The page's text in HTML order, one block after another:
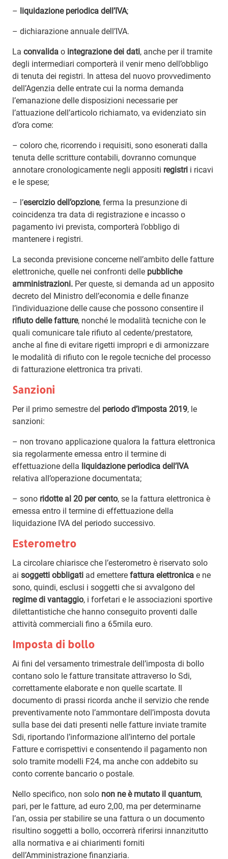
– liquidazione periodica dell’IVA;
– dichiarazione annuale dell’IVA.
La convalida o integrazione dei dati, anche per il tramite
degli intermediari comporterà il venir meno dell’obbligo
di tenuta dei registri. In attesa del nuovo provvedimento
dell’Agenzia delle entrate cui la norma demanda
l’emanazione delle disposizioni necessarie per
l’attuazione dell’articolo richiamato, va evidenziato sin
d’ora come:
– coloro che, ricorrendo i requisiti, sono esonerati dalla
tenuta delle scritture contabili, dovranno comunque
annotare cronologicamente negli appositi registri i ricavi
e le spese;
– l’esercizio dell’opzione, ferma la presunzione di
coincidenza tra data di registrazione e incasso o
pagamento ivi prevista, comporterà l’obbligo di
mantenere i registri.
La seconda previsione concerne nell’ambito delle fatture
elettroniche, quelle nei confronti delle pubbliche
amministrazioni. Per queste, si demanda ad un apposito
decreto del Ministro dell’economia e delle finanze
l’individuazione delle cause che possono consentire il
rifiuto delle fatture, nonché le modalità tecniche con le
quali comunicare tale rifiuto al cedente/prestatore,
anche al fine di evitare rigetti impropri e di armonizzare
le modalità di rifiuto con le regole tecniche del processo
di fatturazione elettronica tra privati.
Sanzioni
Per il primo semestre del periodo d’imposta 2019, le
sanzioni:
– non trovano applicazione qualora la fattura elettronica
sia regolarmente emessa entro il termine di
effettuazione della liquidazione periodica dell’IVA
relativa all’operazione documentata;
– sono ridotte al 20 per cento, se la fattura elettronica è
emessa entro il termine di effettuazione della
liquidazione IVA del periodo successivo.
Esterometro
La circolare chiarisce che l’esterometro è riservato solo
ai soggetti obbligati ad emettere fattura elettronica e ne
sono, quindi, esclusi i soggetti che si avvalgono del
regime di vantaggio, i forfetari e le associazioni sportive
dilettantistiche che hanno conseguito proventi dalle
attività commerciali fino a 65mila euro.
Imposta di bollo
Ai fini del versamento trimestrale dell’imposta di bollo
contano solo le fatture transitate attraverso lo Sdi,
correttamente elaborate e non quelle scartate. Il
documento di prassi ricorda anche il servizio che rende
preventivamente noto l’ammontare dell’imposta dovuta
sulla base dei dati presenti nelle fatture inviate tramite
Sdi, riportando l’informazione all’interno del portale
Fatture e corrispettivi e consentendo il pagamento non
solo tramite modelli F24, ma anche con addebito su
conto corrente bancario o postale.
Nello specifico, non solo non ne è mutato il quantum,
pari, per le fatture, ad euro 2,00, ma per determinarne
l’an, ossia per stabilire se una fattura o un documento
risultino soggetti a bollo, occorrerà riferirsi innanzitutto
alla normativa e ai chiarimenti forniti
dell’Amministrazione finanziaria.